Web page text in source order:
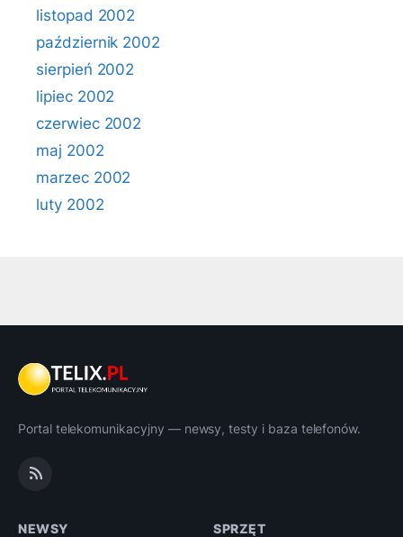
listopad 2002
październik 2002
sierpień 2002
lipiec 2002
czerwiec 2002
maj 2002
marzec 2002
luty 2002
Portal telekomunikacyjny — newsy, testy i baza telefonów.
NEWSY SPRZĘT